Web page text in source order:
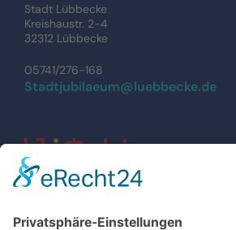
Stadt Lübbecke
Kreishaustr. 2-4
32312 Lübbecke
05741/276-168
Stadtjubilaeum@luebbecke.de